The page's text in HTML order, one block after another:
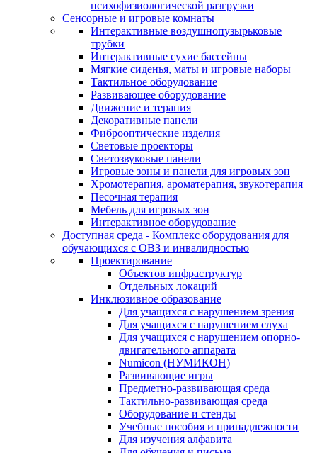
психофизиологической разгрузки
Сенсорные и игровые комнаты
Интерактивные воздушнопузырьковые
трубки
Интерактивные сухие бассейны
Мягкие сиденья, маты и игровые наборы
Тактильное оборудование
Развивающее оборудование
Движение и терапия
Декоративные панели
Фиброоптические изделия
Световые проекторы
Светозвуковые панели
Игровые зоны и панели для игровых зон
Хромотерапия, ароматерапия, звукотерапия
Песочная терапия
Мебель для игровых зон
Интерактивное оборудование
Доступная среда - Комплекс оборудования для
обучающихся с ОВЗ и инвалидностью
Проектирование
Объектов инфраструктур
Отдельных локаций
Инклюзивное образование
Для учащихся с нарушением зрения
Для учащихся с нарушением слуха
Для учащихся с нарушением опорно-
двигательного аппарата
Numicon (НУМИКОН)
Развивающие игры
Предметно-развивающая среда
Тактильно-развивающая среда
Оборудование и стенды
Учебные пособия и принадлежности
Для изучения алфавита